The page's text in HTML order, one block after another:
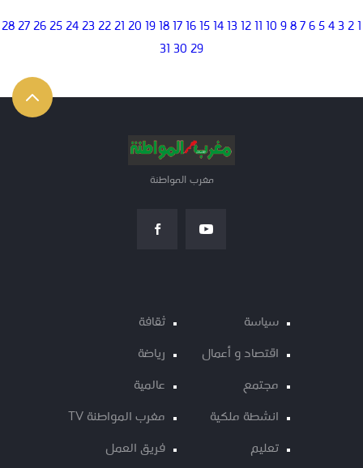
1
2
3
4
5
6
7
8
9
10
11
12
13
14
15
16
17
18
19
20
21
22
23
24
25
26
27
28
29
30
31
مغرب المواطنة
سياسة
اقتصاد و أعمال
مجتمع
انشطة ملكية
تعليم
ثقافة
رياضة
عالمية
مغرب المواطنة TV
فريق العمل